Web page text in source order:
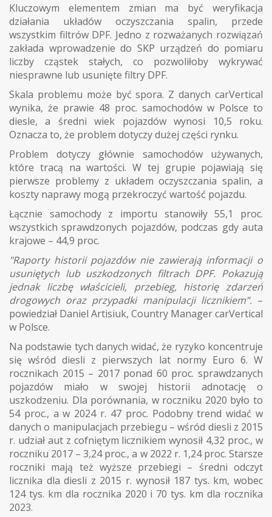
Kluczowym elementem zmian ma być weryfikacja
działania układów oczyszczania spalin, przede
wszystkim filtrów DPF. Jedno z rozważanych rozwiązań
zakłada wprowadzenie do SKP urządzeń do pomiaru
liczby cząstek stałych, co pozwoliłoby wykrywać
niesprawne lub usunięte filtry DPF.
Skala problemu może być spora. Z danych carVertical
wynika, że prawie 48 proc. samochodów w Polsce to
diesle, a średni wiek pojazdów wynosi 10,5 roku.
Oznacza to, że problem dotyczy dużej części rynku.
Problem dotyczy głównie samochodów używanych,
które tracą na wartości. W tej grupie pojawiają się
pierwsze problemy z układem oczyszczania spalin, a
koszty naprawy mogą przekroczyć wartość pojazdu.
Łącznie samochody z importu stanowiły 55,1 proc.
wszystkich sprawdzonych pojazdów, podczas gdy auta
krajowe – 44,9 proc.
"Raporty historii pojazdów nie zawierają informacji o
usuniętych lub uszkodzonych filtrach DPF. Pokazują
jednak liczbę właścicieli, przebieg, historię zdarzeń
drogowych oraz przypadki manipulacji licznikiem”. –
powiedział Daniel Artisiuk, Country Manager carVertical
w Polsce.
Na podstawie tych danych widać, że ryzyko koncentruje
się wśród diesli z pierwszych lat normy Euro 6. W
rocznikach 2015 – 2017 ponad 60 proc. sprawdzanych
pojazdów miało w swojej historii adnotację o
uszkodzeniu. Dla porównania, w roczniku 2020 było to
54 proc., a w 2024 r. 47 proc. Podobny trend widać w
danych o manipulacjach przebiegu – wśród diesli z 2015
r. udział aut z cofniętym licznikiem wynosił 4,32 proc., w
roczniku 2017 – 3,24 proc., a w 2022 r. 1,24 proc. Starsze
roczniki mają też wyższe przebiegi – średni odczyt
licznika dla diesli z 2015 r. wynosił 187 tys. km, wobec
124 tys. km dla rocznika 2020 i 70 tys. km dla rocznika
2023.